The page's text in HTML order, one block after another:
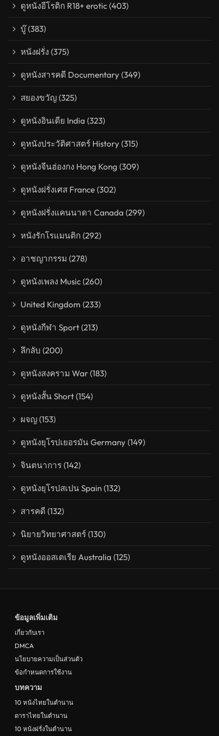
ดูหนังอีโรติก R18+ erotic(403)
บู๊(383)
หนังฝรั่ง (375)
ดูหนังสารคดี Documentary(349)
สยองขวัญ(325)
ดูหนังอินเดีย India (323)
ดูหนังประวัติศาสตร์ History(315)
ดูหนังจีนฮ่องกง Hong Kong (309)
ดูหนังฝรั่งเศส France(302)
ดูหนังฝรั่งแคนนาดา Canada (299)
หนังรักโรแมนติก (292)
อาชญากรรม (278)
ดูหนังเพลง Music(260)
United Kingdom (233)
ดูหนังกีฬา Sport(213)
ลึกลับ (200)
ดูหนังสงคราม War(183)
ดูหนังสั้น Short(154)
ผจญ(153)
ดูหนังยุโรปเยอรมัน Germany(149)
จินตนาการ(142)
ดูหนังยุโรปสเปน Spain(132)
สารคดี (132)
นิยายวิทยาศาสตร์(130)
ดูหนังออสเตเรีย Australia (125)
ข้อมูลเพิ่มเติม
เกี่ยวกับเรา
DMCA
นโยบายความเป็นส่วนตัว
ข้อกำหนดการใช้งาน
บทความ
10 หนังไทยในตำนาน
ดาราไทยในตำนาน
10 หนังฝรั่งในตำนาน